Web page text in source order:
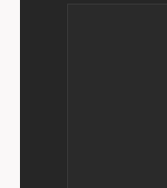
grafik ve video